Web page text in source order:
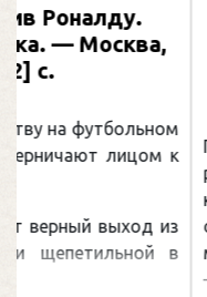
Рабинер, И.
Москва, 2024
Погоня
рекордом НХЛ,
канадцу Уэйну
обсуждаемая
мире.Перед
Предыдущий